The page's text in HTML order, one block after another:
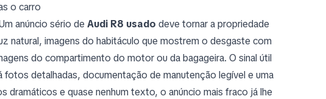
o carro
anúncio sério de Audi R8 usado deve tornar a propriedade
natural, imagens do habitáculo que mostrem o desgaste com
do compartimento do motor ou da bagageira. O sinal útil
detalhadas, documentação de manutenção legível e uma
e quase nenhum texto, o anúncio mais fraco já lhe